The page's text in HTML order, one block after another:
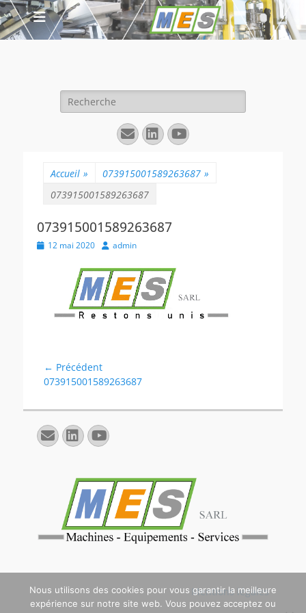
Rechercher :
E-
mail
Linkedin
YouTube
Accueil » 073915001589263687 »
073915001589263687
073915001589263687
Posted12 mai 2020 Author
admin
Navigation
de
← Précédent
Article
073915001589263687
E-
mail
Linkedin
YouTube
Mentions légales
Nous utilisons des cookies pour vous garantir la meilleure
expérience sur notre site web. Vous pouvez acceptez ou